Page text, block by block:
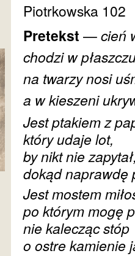
Piotrkowska 102
Pretekst —cień
chodzi w
na twarzy nosi
a w kieszeni
Jest ptakiem z
który udaje lot,
by nikt nie
dokąd naprawdę
Jest mostem
po którym mogę
nie kalecząc stóp
o ostre kamienie